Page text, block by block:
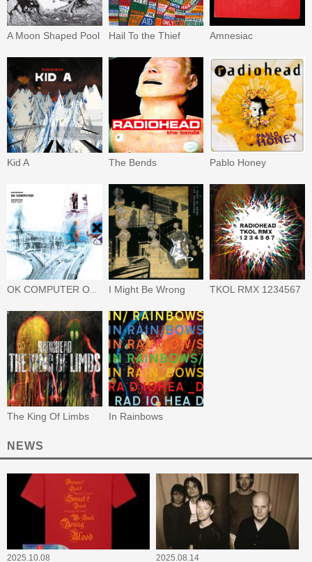
A Moon Shaped Pool Hail To the Thief Amnesiac
Kid A The Bends Pablo Honey
OK COMPUTER OKNOTOK 1997 2017 I Might Be Wrong TKOL RMX 1234567
The King Of Limbs In Rainbows
NEWS
2025.10.08
2025.08.14